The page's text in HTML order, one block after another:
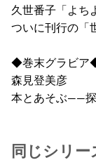
久世番子「よち
ついに刊行の「
◆巻末グラビア
森見登美彦
本とあそぶ――
同じシリー